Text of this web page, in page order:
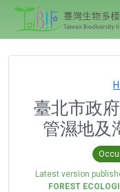
臺北市政
管濕地及
Latest version
FOREST